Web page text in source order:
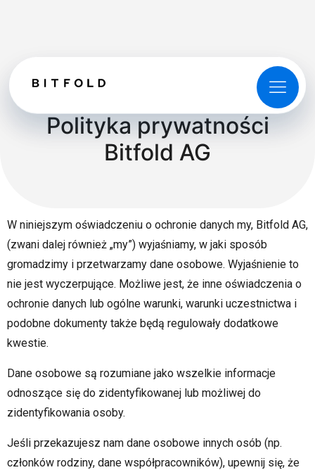
Polityka prywatności
Bitfold AG
W niniejszym oświadczeniu o ochronie danych my, Bitfold AG,
(zwani dalej również „my”) wyjaśniamy, w jaki sposób
gromadzimy i przetwarzamy dane osobowe. Wyjaśnienie to
nie jest wyczerpujące. Możliwe jest, że inne oświadczenia o
ochronie danych lub ogólne warunki, warunki uczestnictwa i
podobne dokumenty także będą regulowały dodatkowe
kwestie.
Dane osobowe są rozumiane jako wszelkie informacje
odnoszące się do zidentyfikowanej lub możliwej do
zidentyfikowania osoby.
Jeśli przekazujesz nam dane osobowe innych osób (np.
członków rodziny, dane współpracowników), upewnij się, że